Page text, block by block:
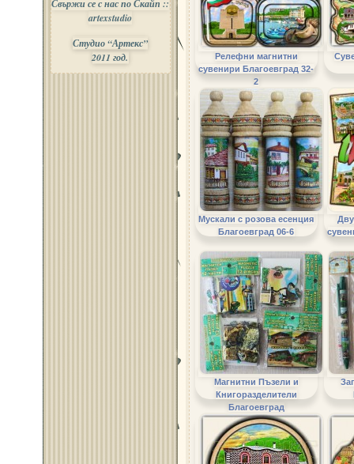
Релефни магнитни
сувенири Благоевград 32-
2
Мускали с розова есенция
Благоевград 06-6
Магнитни Пъзели и
Книгоразделители
Благоевград
Свържи се с нас по Скайп ::
artexstudio
Студио “Артекс”
2011 год.